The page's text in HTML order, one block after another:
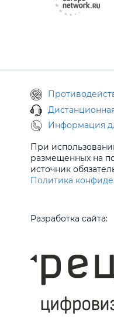
Информация
При
размещенных на
источник
Политика
Разработка сайта: